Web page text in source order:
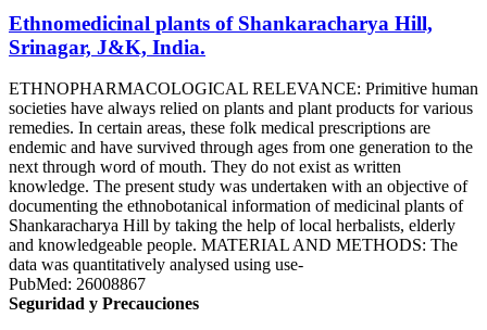
Ethnomedicinal plants of Shankaracharya Hill,
Srinagar, J&K, India.
ETHNOPHARMACOLOGICAL RELEVANCE: Primitive human
societies have always relied on plants and plant products for various
remedies. In certain areas, these folk medical prescriptions are
endemic and have survived through ages from one generation to the
next through word of mouth. They do not exist as written
knowledge. The present study was undertaken with an objective of
documenting the ethnobotanical information of medicinal plants of
Shankaracharya Hill by taking the help of local herbalists, elderly
and knowledgeable people. MATERIAL AND METHODS: The
data was quantitatively analysed using use-
PubMed: 26008867
Seguridad y Precauciones